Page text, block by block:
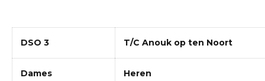
DSO 3 T/C Anouk op ten Noort
Dames Heren